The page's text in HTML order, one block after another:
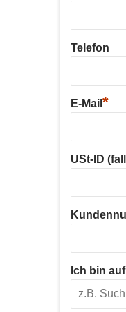
Telefon
E-Mail *
USt-ID
Ich bin